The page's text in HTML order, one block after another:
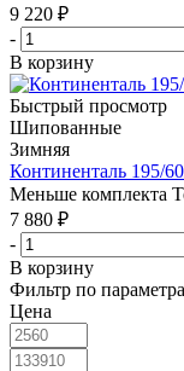
9 220 ₽
-
В корзину
Быстрый просмотр
Шипованные
Зимняя
Континенталь 195/
Меньше комплекта
7 880 ₽
-
В корзину
Фильтр по
Цена